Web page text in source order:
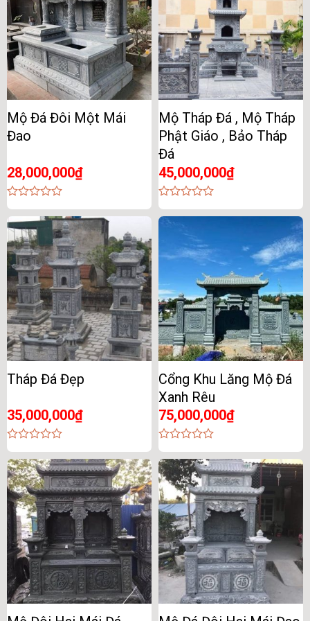
Mộ Đá Đôi Một Mái
Đao
28,000,000₫
0
out
of
5
Mộ Tháp Đá , Mộ Tháp
Phật Giáo , Bảo Tháp
Đá
45,000,000₫
0
out
Tháp Đá Đẹp
35,000,000₫
0
out
of
5
Cổng Khu Lăng Mộ Đá
Xanh Rêu
75,000,000₫
0
out
of
5